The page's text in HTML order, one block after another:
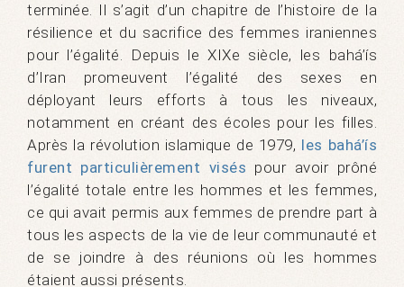
terminée. Il s’agit d’un chapitre de l’histoire de la
résilience et du sacrifice des femmes iraniennes
pour l’égalité. Depuis le XIXe siècle, les bahá’ís
d’Iran promeuvent l’égalité des sexes en
déployant leurs efforts à tous les niveaux,
notamment en créant des écoles pour les filles.
Après la révolution islamique de 1979, les bahá’ís
furent particulièrement visés pour avoir prôné
l’égalité totale entre les hommes et les femmes,
ce qui avait permis aux femmes de prendre part à
tous les aspects de la vie de leur communauté et
de se joindre à des réunions où les hommes
étaient aussi présents.